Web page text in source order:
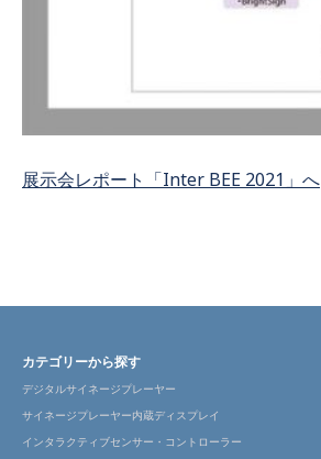
展示会レポート「Inter BEE 2021」へ
カテゴリーから探す
デジタルサイネージプレーヤー
サイネージプレーヤー内蔵ディスプレイ
インタラクティブセンサー・コントローラー